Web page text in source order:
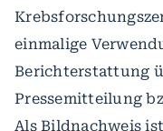
einmalige
Berichterstattung
Pressemitteilung
Als Bildnachweis